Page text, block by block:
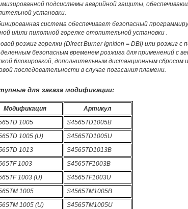
подсистемы аварийной защиты,
установки.
система обеспечивает безопасный
и/или пилотной горелке отопительной установки .
розжиг горелки (Direct Burner Ignition = DBI) или розжиг
безопасным временем розжига для применений с
блокировкой, дополнительным дистанционным сбросом
последовательности в случае погасания пламени.
для заказа модификации:
Модификация
Артикул
1005
S4565TD1005B
1005 (U)
S4565TD1005U
1013
S4565TD1013B
1003
S4565TF1003B
1003 (U)
S4565TF1003U
1005
S4565TM1005B
1005 (U)
S4565TM1005U